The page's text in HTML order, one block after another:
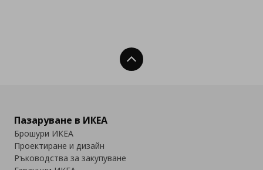
Нагоре
Пазаруване в ИКЕА
Брошури ИКЕА
Проектиране и дизайн
Ръководства за закупуване